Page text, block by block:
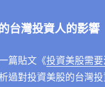
台灣投資人的影響
篇貼文《投資美股需
過對投資美股的台灣投